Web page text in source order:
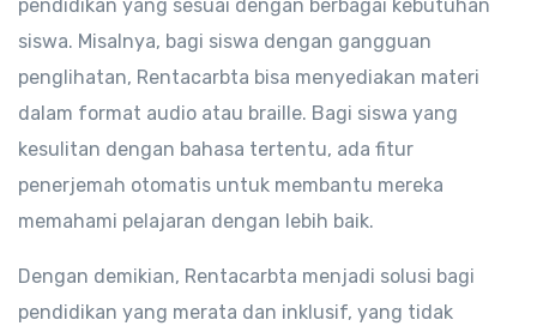
pendidikan yang sesuai dengan berbagai kebutuhan
siswa. Misalnya, bagi siswa dengan gangguan
penglihatan, Rentacarbta bisa menyediakan materi
dalam format audio atau braille. Bagi siswa yang
kesulitan dengan bahasa tertentu, ada fitur
penerjemah otomatis untuk membantu mereka
memahami pelajaran dengan lebih baik.
Dengan demikian, Rentacarbta menjadi solusi bagi
pendidikan yang merata dan inklusif, yang tidak